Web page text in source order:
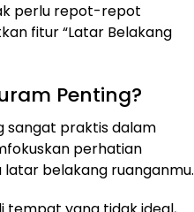
perlu repot-repot
fitur “Latar Belakang
Penting?
sangat praktis dalam
perhatian
belakang ruanganmu.